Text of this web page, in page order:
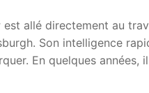
allé directement au
Son intelligence
En quelques